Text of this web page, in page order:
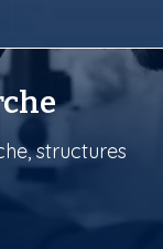
structures